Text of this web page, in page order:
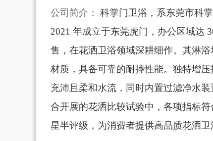
公司简介：
科掌门卫浴，系东莞市科
2021 年成立于东莞虎门，办公区域达
售，在花洒卫浴领域深耕细作。其淋
材质，具备可靠的耐摔性能。独特增
充沛且柔和水流，同时内置过滤净水
合开展的花洒比较试验中，各项指标
星半评级，为消费者提供高品质花洒卫